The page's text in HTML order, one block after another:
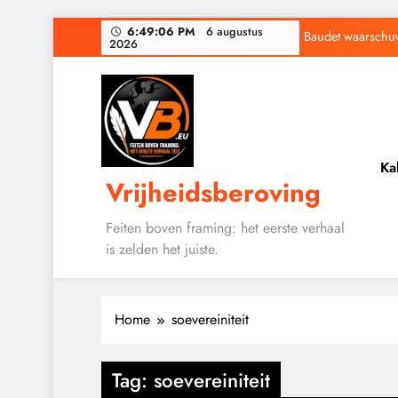
6:49:07 PM 6 augustus
2026
Baudet
Baudet
Waarom
Vrijheidsberoving
Feiten boven framing: het eerste verhaal
is zelden het juiste.
Home soevereiniteit
Tag: soevereiniteit